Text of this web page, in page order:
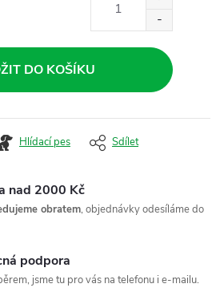
DO KOŠÍKU
Hlídací pes Sdílet
nad 2000 Kč
obratem, objednávky odesíláme do
podpora
jsme tu pro vás na telefonu i e-mailu.